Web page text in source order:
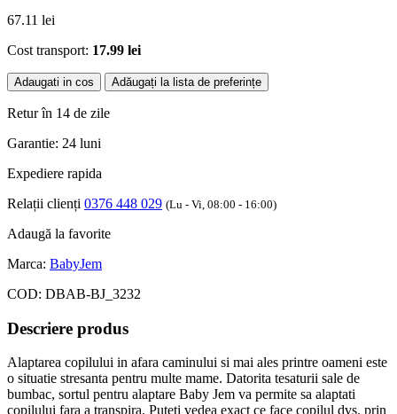
67.11 lei
Cost transport: 17.99 lei
Adaugati in cos Adăugați la lista de preferințe
Retur în 14 de zile
Garantie: 24 luni
Expediere rapida
Relații clienți 0376 448 029 (Lu - Vi, 08:00 - 16:00)
Adaugă la favorite
Marca: BabyJem
COD: DBAB-BJ_3232
Descriere produs
Alaptarea copilului in afara caminului si mai ales printre oameni este
o situatie stresanta pentru multe mame. Datorita tesaturii sale de
bumbac, sortul pentru alaptare Baby Jem va permite sa alaptati
copilului fara a transpira. Puteti vedea exact ce face copilul dvs. prin